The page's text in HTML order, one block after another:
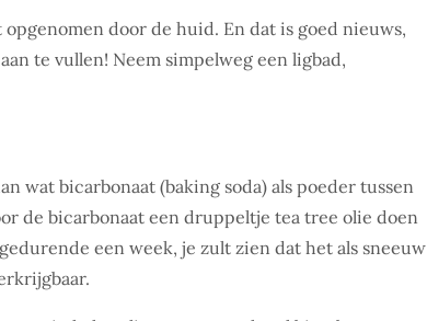
door de huid. En dat is goed nieuws,
te vullen! Neem simpelweg een ligbad,
wat bicarbonaat (baking soda) als poeder tussen
de bicarbonaat een druppeltje tea tree olie doen
een week, je zult zien dat het als sneeuw